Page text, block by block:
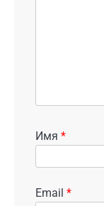
Имя *
Email *